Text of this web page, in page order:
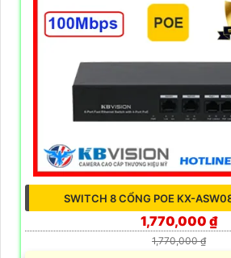
SWITCH 8 CỔNG POE KX-
1,770,000 ₫
1,770,000 ₫